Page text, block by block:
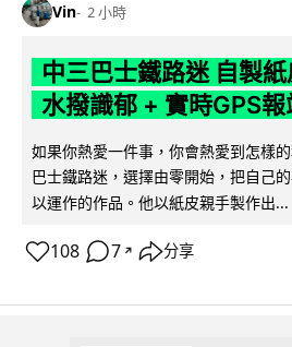
Vin 2 小時
中三巴士鐵路迷 自製
水撥識郁 + 實時GPS報
如果你熱愛一件事，你會熱愛到怎樣
巴士鐵路迷，選擇由零開始，把自己
以運作的作品。他以紙皮親手製作出...
108 7 ↗ 分享